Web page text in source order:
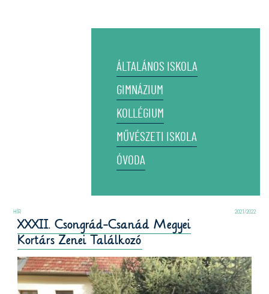
ÁLTALÁNOS ISKOLA
GIMNÁZIUM
KOLLÉGIUM
MŰVÉSZETI ISKOLA
ÓVODA
2021/2022
XXXII. Csongrád-Csanád Megyei
Kortárs Zenei Találkozó